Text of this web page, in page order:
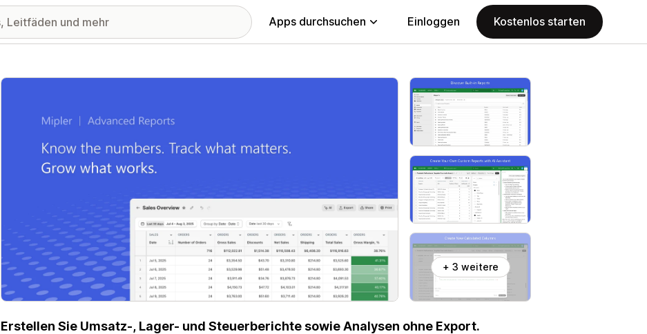
Apps durchsuchen Einloggen Kostenlos starten
Vorgestellte Bildergalerie
+ 3 weitere
Erstellen Sie Umsatz-, Lager- und Steuerberichte sowie Analysen ohne Export.